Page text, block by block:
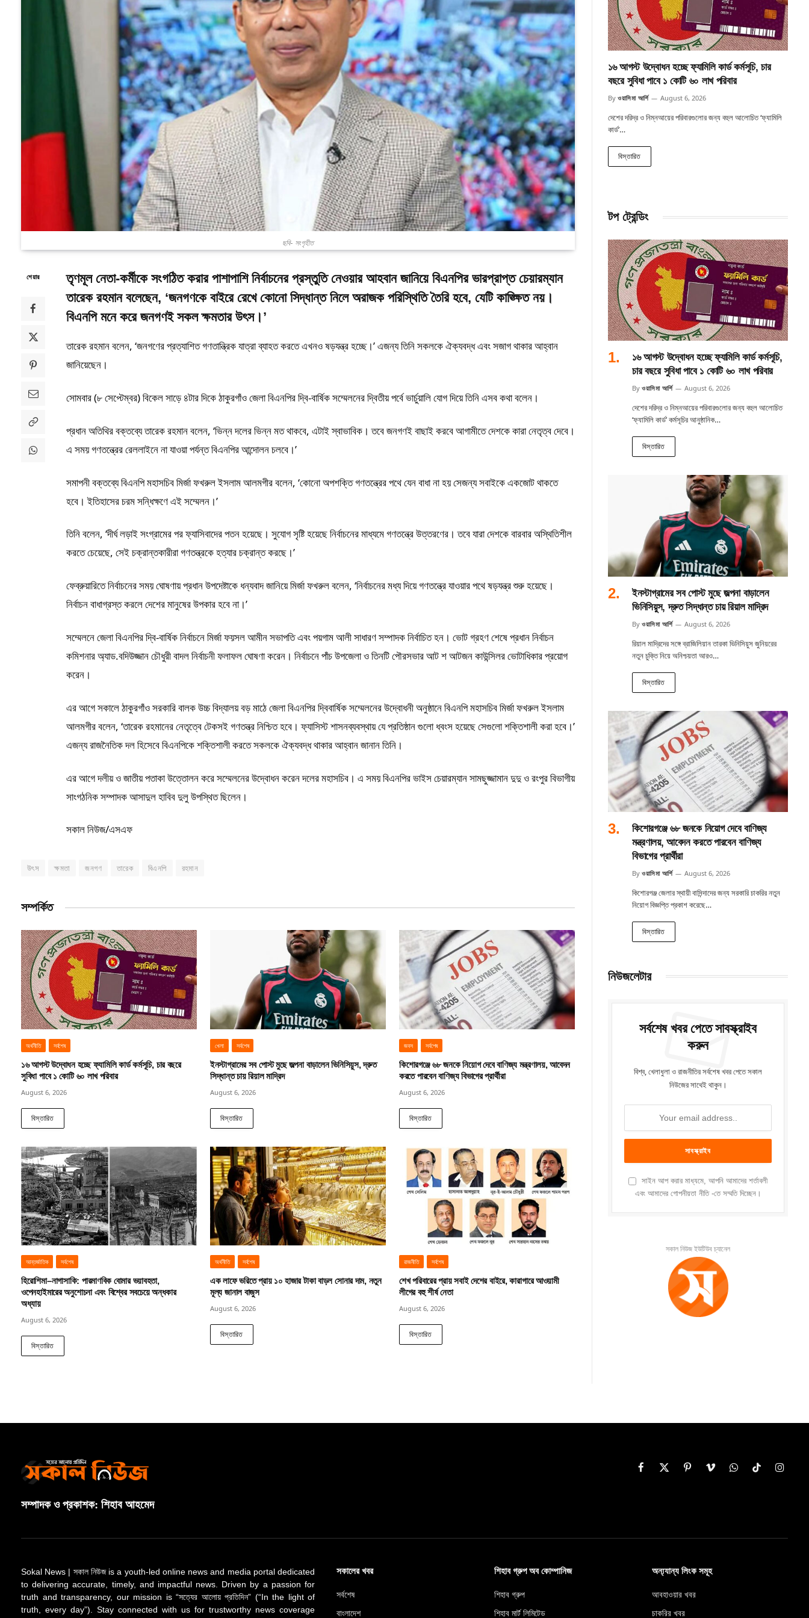
ছবি- সংগৃহীত
শেয়ার
তৃণমূল নেতা-কর্মীকে সংগঠিত করার পাশাপাশি নির্বাচনের প্রস্তুতি নেওয়ার আহবান জানিয়ে বিএনপির ভারপ্রাপ্ত চেয়ারম্যান
তারেক রহমান বলেছেন, ‘জনগণকে বাইরে রেখে কোনো সিদ্ধান্ত নিলে অরাজক পরিস্থিতি তৈরি হবে, যেটি কাঙ্ক্ষিত নয়।
বিএনপি মনে করে জনগণই সকল ক্ষমতার উৎস।’
তারেক রহমান বলেন, ‘জনগণের প্রত্যাশিত গণতান্ত্রিক যাত্রা ব্যাহত করতে এখনও ষড়যন্ত্র হচ্ছে।’ এজন্য তিনি সকলকে ঐক্যবদ্ধ এবং সজাগ থাকার আহ্বান
জানিয়েছেন।
সোমবার (৮ সেপ্টেম্বর) বিকেল সাড়ে ৪টার দিকে ঠাকুরগাঁও জেলা বিএনপির দ্বি-বার্ষিক সম্মেলনের দ্বিতীয় পর্বে ভার্চুয়ালি যোগ দিয়ে তিনি এসব কথা বলেন।
প্রধান অতিথির বক্তব্যে তারেক রহমান বলেন, ‘ভিন্ন দলের ভিন্ন মত থাকবে, এটাই স্বাভাবিক। তবে জনগণই বাছাই করবে আগামীতে দেশকে কারা নেতৃত্ব দেবে।
এ সময় গণতন্ত্রের রেললাইনে না যাওয়া পর্যন্ত বিএনপির আন্দোলন চলবে।’
সমাপনী বক্তব্যে বিএনপি মহাসচিব মির্জা ফখরুল ইসলাম আলমগীর বলেন, ‘কোনো অপশক্তি গণতন্ত্রের পথে যেন বাধা না হয় সেজন্য সবাইকে একজোট থাকতে
হবে। ইতিহাসের চরম সন্ধিক্ষণে এই সম্মেলন।’
তিনি বলেন, ‘দীর্ঘ লড়াই সংগ্রামের পর ফ্যাসিবাদের পতন হয়েছে। সুযোগ সৃষ্টি হয়েছে নির্বাচনের মাধ্যমে গণতন্ত্রে উত্তরণের। তবে যারা দেশকে বারবার অস্থিতিশীল
করতে চেয়েছে, সেই চক্রান্তকারীরা গণতন্ত্রকে হত্যার চক্রান্ত করছে।’
ফেব্রুয়ারিতে নির্বাচনের সময় ঘোষণায় প্রধান উপদেষ্টাকে ধন্যবাদ জানিয়ে মির্জা ফখরুল বলেন, ‘নির্বাচনের মধ্য দিয়ে গণতন্ত্রে যাওয়ার পথে ষড়যন্ত্র শুরু হয়েছে।
নির্বাচন বাধাগ্রস্ত করলে দেশের মানুষের উপকার হবে না।’
সম্মেলনে জেলা বিএনপির দ্বি-বার্ষিক নির্বাচনে মির্জা ফয়সল আমীন সভাপতি এবং পয়গাম আলী সাধারণ সম্পাদক নির্বাচিত হন। ভোট গ্রহণ শেষে প্রধান নির্বাচন
কমিশনার অ্যাড.বদিউজ্জান চৌধুরী বাদল নির্বাচনী ফলাফল ঘোষণা করেন। নির্বাচনে পাঁচ উপজেলা ও তিনটি পৌরসভার আট শ আটজন কাউন্সিলর ভোটাধিকার প্রয়োগ
করেন।
এর আগে সকালে ঠাকুরগাঁও সরকারি বালক উচ্চ বিদ্যালয় বড় মাঠে জেলা বিএনপির দ্বিবার্ষিক সম্মেলনের উদ্বোধনী অনুষ্ঠানে বিএনপি মহাসচিব মির্জা ফখরুল ইসলাম
আলমগীর বলেন, ‘তারেক রহমানের নেতৃত্বে টেকসই গণতন্ত্র নিশ্চিত হবে। ফ্যাসিস্ট শাসনব্যবস্থায় যে প্রতিষ্ঠান গুলো ধ্বংস হয়েছে সেগুলো শক্তিশালী করা হবে।’
এজন্য রাজনৈতিক দল হিসেবে বিএনপিকে শক্তিশালী করতে সকলকে ঐক্যবদ্ধ থাকার আহ্বান জানান তিনি।
এর আগে দলীয় ও জাতীয় পতাকা উত্তোলন করে সম্মেলনের উদ্বোধন করেন দলের মহাসচিব। এ সময় বিএনপির ভাইস চেয়ারম্যান সামছুজ্জামান দুদু ও রংপুর বিভাগীয়
সাংগঠনিক সম্পাদক আসাদুল হাবিব দুলু উপস্থিত ছিলেন।
সকাল নিউজ/এসএফ
উৎস ক্ষমতা জনগণ তারেক বিএনপি রহমান
সম্পর্কিত
অর্থনীতি সর্বশেষ
১৬ আগস্ট উদ্বোধন হচ্ছে ফ্যামিলি কার্ড কর্মসূচি, চার বছরে
সুবিধা পাবে ১ কোটি ৬০ লাখ পরিবার
August 6, 2026
বিস্তারিত
খেলা সর্বশেষ
ইনস্টাগ্রামের সব পোস্ট মুছে জল্পনা বাড়ালেন ভিনিসিয়ুস, দ্রুত
সিদ্ধান্ত চায় রিয়াল মাদ্রিদ
August 6, 2026
বিস্তারিত
জবস সর্বশেষ
কিশোরগঞ্জে ৬৮ জনকে নিয়োগ দেবে বাণিজ্য মন্ত্রণালয়, আবেদন
করতে পারবেন বাণিজ্য বিভাগের প্রার্থীরা
August 6, 2026
বিস্তারিত
আন্তর্জাতিক সর্বশেষ
হিরোশিমা–নাগাসাকি: পারমাণবিক বোমার ভয়াবহতা,
ওপেনহাইমারের অনুশোচনা এবং বিশ্বের সবচেয়ে অন্ধকার
অধ্যায়
August 6, 2026
বিস্তারিত
অর্থনীতি সর্বশেষ
এক লাফে ভরিতে প্রায় ১০ হাজার টাকা বাড়ল সোনার দাম, নতুন
মূল্য জানাল বাজুস
August 6, 2026
বিস্তারিত
রাজনীতি সর্বশেষ
শেখ পরিবারের প্রায় সবাই দেশের বাইরে, কারাগারে আওয়ামী
লীগের বহু শীর্ষ নেতা
August 6, 2026
বিস্তারিত
১৬ আগস্ট উদ্বোধন হচ্ছে ফ্যামিলি কার্ড কর্মসূচি, চার
বছরে সুবিধা পাবে ১ কোটি ৬০ লাখ পরিবার
By ওয়াসিমা আর্শি August 6, 2026
দেশের দরিদ্র ও নিম্নআয়ের পরিবারগুলোর জন্য বহুল আলোচিত ‘ফ্যামিলি
কার্ড’…
বিস্তারিত
টপ ট্রেন্ডিং
১৬ আগস্ট উদ্বোধন হচ্ছে ফ্যামিলি কার্ড কর্মসূচি,
চার বছরে সুবিধা পাবে ১ কোটি ৬০ লাখ পরিবার
By ওয়াসিমা আর্শি August 6, 2026
দেশের দরিদ্র ও নিম্নআয়ের পরিবারগুলোর জন্য বহুল আলোচিত
‘ফ্যামিলি কার্ড’ কর্মসূচির আনুষ্ঠানিক…
বিস্তারিত
ইনস্টাগ্রামের সব পোস্ট মুছে জল্পনা বাড়ালেন
ভিনিসিয়ুস, দ্রুত সিদ্ধান্ত চায় রিয়াল মাদ্রিদ
By ওয়াসিমা আর্শি August 6, 2026
রিয়াল মাদ্রিদের সঙ্গে ব্রাজিলিয়ান তারকা ভিনিসিয়ুস জুনিয়রের
নতুন চুক্তি নিয়ে অনিশ্চয়তা আরও…
বিস্তারিত
কিশোরগঞ্জে ৬৮ জনকে নিয়োগ দেবে বাণিজ্য
মন্ত্রণালয়, আবেদন করতে পারবেন বাণিজ্য
বিভাগের প্রার্থীরা
By ওয়াসিমা আর্শি August 6, 2026
কিশোরগঞ্জ জেলার স্থায়ী বাসিন্দাদের জন্য সরকারি চাকরির নতুন
নিয়োগ বিজ্ঞপ্তি প্রকাশ করেছে…
বিস্তারিত
নিউজলেটার
সর্বশেষ খবর পেতে সাবস্ক্রাইব
করুন
বিশ্ব, খেলাধুলা ও রাজনীতির সর্বশেষ খবর পেতে সকাল
নিউজের সাথেই থাকুন।
সাইন আপ করার মাধ্যমে, আপনি আমাদের শর্তাবলী
এবং আমাদের গোপনীয়তা নীতি -তে সম্মতি দিচ্ছেন।
সকাল নিউজ ইউটিউব চ্যানেল
সম্পাদক ও প্রকাশক: শিহাব আহমেদ
Facebook
X
PinterestVimeoWhatsAppTikTok
Sokal News | সকাল নিউজ is a youth-led online news and media portal dedicated
to delivering accurate, timely, and impactful news. Driven by a passion for
truth and transparency, our mission is “সত্যের আলোয় প্রতিদিন” (“In the light of
truth, every day”). Stay connected with us for trustworthy news coverage
সকালের খবর
সর্বশেষ
বাংলাদেশ
শিহাব গ্রুপ অব কোম্পানিজ
শিহাব গ্রুপ
শিহাব মার্ট লিমিটেড
অন্য্যান্য লিংক সমূহ
আবহাওয়ার খবর
চাকরির খবর